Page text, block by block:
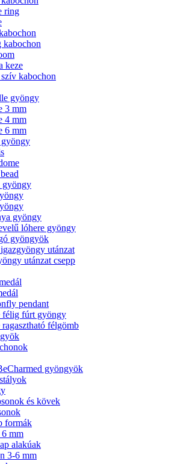
ring
kabochon
keze
kabochon
gyöngy
3 mm
4 mm
6 mm
gyöngy
gyöngy
gyöngy
lóhere gyöngy
gyöngyök
utánzat
utánzat csepp
pendant
félig fúrt gyöngy
félgömb
gyöngyök
és kövek
formák
mm
alakúak
3-6 mm